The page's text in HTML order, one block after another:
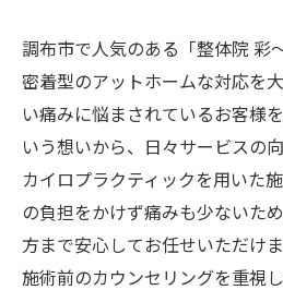
調布市で人気のある「整体院 彩
密着型のアットホームな対応を
い痛みに悩まされているお客様
いう想いから、日々サービスの
カイロプラクティックを用いた
の負担をかけず痛みも少ないた
方まで安心してお任せいただけま
施術前のカウンセリングを重視